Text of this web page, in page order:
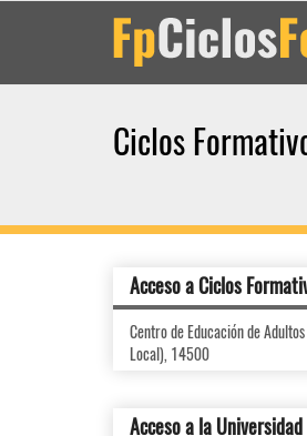
Ciclos
Acceso a Ciclos
Centro de Educación de
Local), 14500
Acceso a la